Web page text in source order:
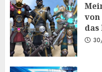
von
das